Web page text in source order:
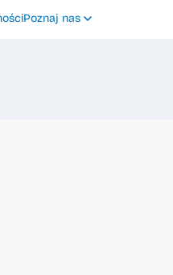
Poznaj nas